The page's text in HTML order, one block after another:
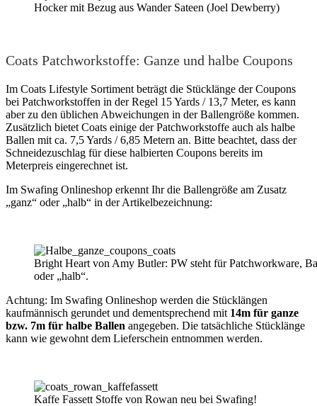
Hocker mit Bezug aus Wander Sateen (Joel Dewberry)
Coats Patchworkstoffe: Ganze und halbe Coupons
Im Coats Lifestyle Sortiment beträgt die Stücklänge der Coupons
bei Patchworkstoffen in der Regel 15 Yards / 13,7 Meter, es kann
aber zu den üblichen Abweichungen in der Ballengröße kommen.
Zusätzlich bietet Coats einige der Patchworkstoffe auch als halbe
Ballen mit ca. 7,5 Yards / 6,85 Metern an. Bitte beachtet, dass der
Schneidezuschlag für diese halbierten Coupons bereits im
Meterpreis eingerechnet ist.
Im Swafing Onlineshop erkennt Ihr die Ballengröße am Zusatz
„ganz“ oder „halb“ in der Artikelbezeichnung:
Bright Heart von Amy Butler: PW steht für Patchworkware,
oder „halb“.
Achtung: Im Swafing Onlineshop werden die Stücklängen
kaufmännisch gerundet und dementsprechend mit 14m für ganze
bzw. 7m für halbe Ballen angegeben. Die tatsächliche Stücklänge
kann wie gewohnt dem Lieferschein entnommen werden.
Kaffe Fassett Stoffe von Rowan neu bei Swafing!